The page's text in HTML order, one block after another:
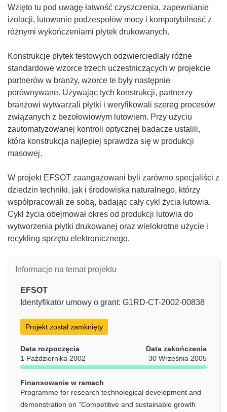
Wzięto tu pod uwagę łatwość czyszczenia, zapewnianie
izolacji, lutowanie podzespołów mocy i kompatybilność z
różnymi wykończeniami płytek drukowanych.
Konstrukcje płytek testowych odzwierciedlały różne
standardowe wzorce trzech uczestniczących w projekcie
partnerów w branży, wzorce te były następnie
porównywane. Używając tych konstrukcji, partnerzy
branżowi wytwarzali płytki i weryfikowali szereg procesów
związanych z bezołowiowym lutowiem. Przy użyciu
zautomatyzowanej kontroli optycznej badacze ustalili,
która konstrukcja najlepiej sprawdza się w produkcji
masowej.
W projekt EFSOT zaangażowani byli zarówno specjaliści z
dziedzin techniki, jak i środowiska naturalnego, którzy
współpracowali ze sobą, badając cały cykl życia lutowia.
Cykl życia obejmował okres od produkcji lutowia do
wytworzenia płytki drukowanej oraz wielokrotne użycie i
recykling sprzętu elektronicznego.
Informacje na temat projektu
EFSOT
Identyfikator umowy o grant: G1RD-CT-2002-00838
Projekt został zamknięty
Data rozpoczęcia
1 Października 2002
Data zakończenia
30 Września 2005
Finansowanie w ramach
Programme for research technological development and
demonstration on "Competitive and sustainable growth